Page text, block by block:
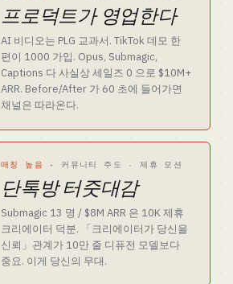
프로덕트가 영업한다
AI 비디오는 PLG 교과서. TikTok 데모 한
편이 1000 가입. Opus, Submagic,
Captions 다 사실상 세일즈 0 으로 $10M+
ARR. Before/After 가 60 초에 들어가면
채널은 따라온다.
매칭 높음 · 커뮤니티 주도 · 제휴 모션
단톡방 터줏대감
Submagic 13 명 / $8M ARR 은 10K 제휴
크리에이터 덕분. 「크리에이터가 당신을
신뢰」관계가 10만 줄 디퓨전 모델보다
중요. 이게 당신의 무대.